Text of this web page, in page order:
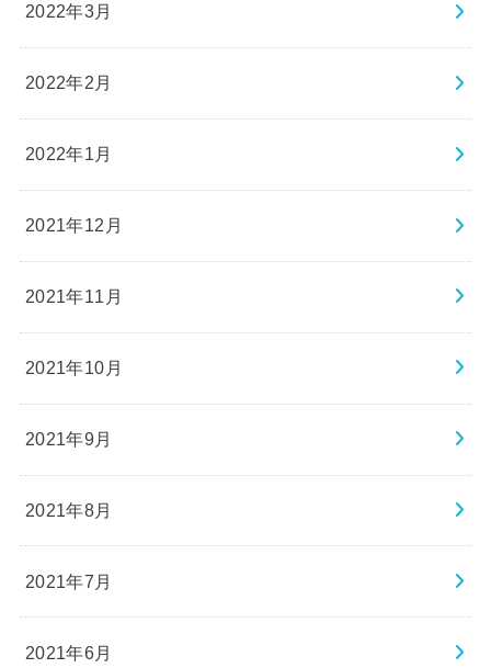
2022年3月
2022年2月
2022年1月
2021年12月
2021年11月
2021年10月
2021年9月
2021年8月
2021年7月
2021年6月